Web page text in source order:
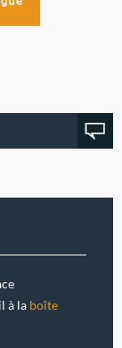
à la boîte